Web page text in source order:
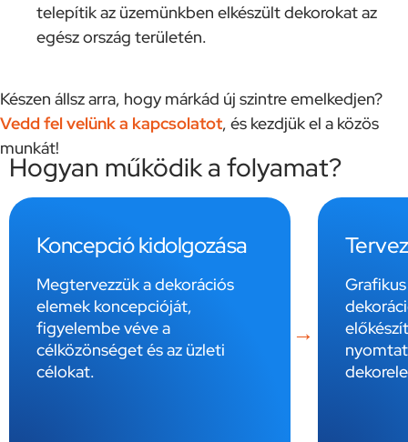
telepítik az üzemünkben elkészült dekorokat az
egész ország területén.
Készen állsz arra, hogy márkád új szintre emelkedjen?
Vedd fel velünk a kapcsolatot, és kezdjük el a közös
munkát!
Hogyan működik a folyamat?
Koncepció kidolgozása
Megtervezzük a dekorációs
elemek koncepcióját,
figyelembe véve a
célközönséget és az üzleti
célokat.